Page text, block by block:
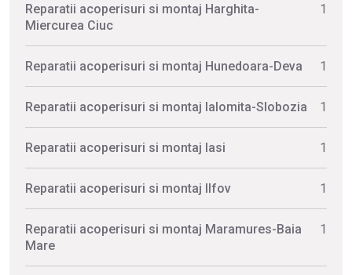
Reparatii acoperisuri si montaj Harghita-
Miercurea Ciuc
1
Reparatii acoperisuri si montaj Hunedoara-Deva 1
Reparatii acoperisuri si montaj Ialomita-Slobozia 1
Reparatii acoperisuri si montaj Iasi 1
Reparatii acoperisuri si montaj Ilfov 1
Reparatii acoperisuri si montaj Maramures-Baia
Mare
1